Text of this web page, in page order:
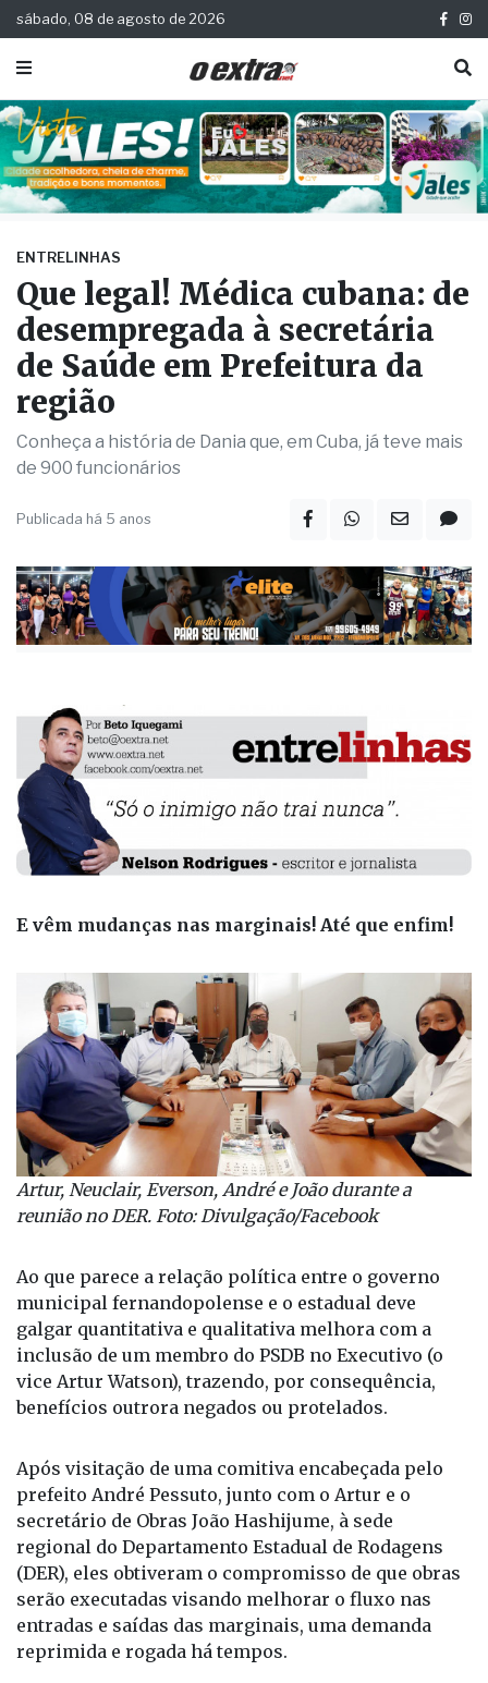
sábado, 08 de agosto de 2026
ENTRELINHAS
Que legal! Médica cubana: de
desempregada à secretária
de Saúde em Prefeitura da
região
Conheça a história de Dania que, em Cuba, já teve mais
de 900 funcionários
Publicada há 5 anos
E vêm mudanças nas marginais! Até que enfim!
Artur, Neuclair, Everson, André e João durante a
reunião no DER. Foto: Divulgação/Facebook
Ao que parece a relação política entre o governo
municipal fernandopolense e o estadual deve
galgar quantitativa e qualitativa melhora com a
inclusão de um membro do PSDB no Executivo (o
vice Artur Watson), trazendo, por consequência,
benefícios outrora negados ou protelados.
Após visitação de uma comitiva encabeçada pelo
prefeito André Pessuto, junto com o Artur e o
secretário de Obras João Hashijume, à sede
regional do Departamento Estadual de Rodagens
(DER), eles obtiveram o compromisso de que obras
serão executadas visando melhorar o fluxo nas
entradas e saídas das marginais, uma demanda
reprimida e rogada há tempos.